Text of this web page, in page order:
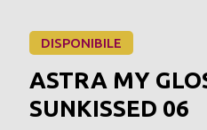
DISPONIBILE
ASTRA MY
SUNKISSED 06